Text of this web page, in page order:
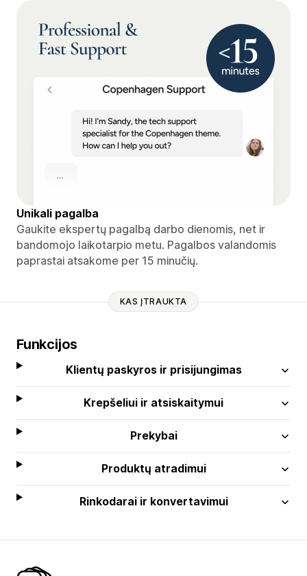
Unikali pagalba
Gaukite ekspertų pagalbą darbo dienomis, net ir
bandomojo laikotarpio metu. Pagalbos valandomis
paprastai atsakome per 15 minučių.
KAS ĮTRAUKTA
Funkcijos
Klientų paskyros ir prisijungimas
Krepšeliui ir atsiskaitymui
Prekybai
Produktų atradimui
Rinkodarai ir konvertavimui